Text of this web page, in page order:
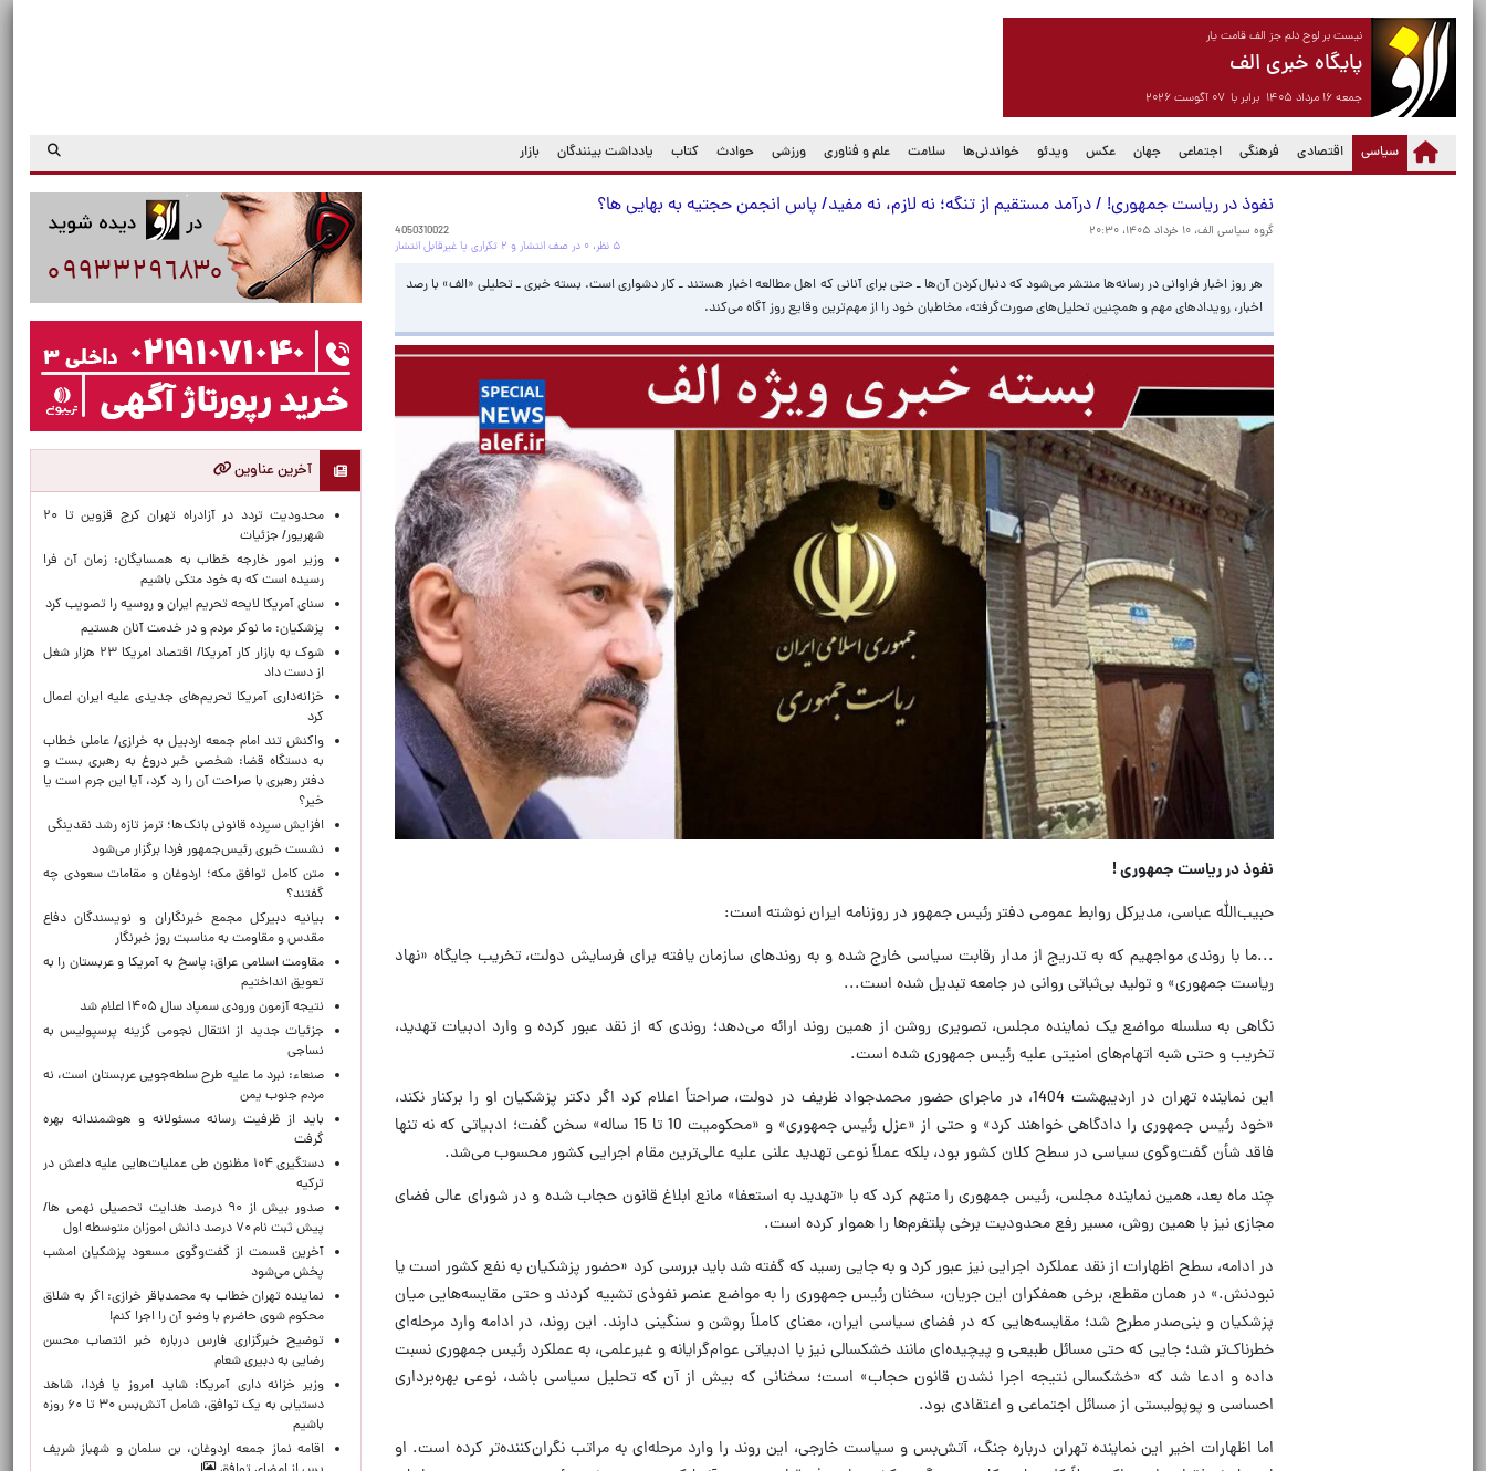
نیست بر لوح دلم جز الف قامت یار
پایگاه خبری الف
جمعه ۱۶ مرداد ۱۴۰۵ برابر با ۰۷ آگوست ۲۰۲۶
سیاسی
(current) اقتصادی فرهنگی اجتماعی جهان عکس ویدئو خواندنی‌ها سلامت علم و فناوری ورزشی حوادث کتاب یادداشت بینندگان بازار
نفوذ در ریاست جمهوری! / درآمد مستقیم از تنگه؛ نه لازم، نه مفيد/ پاس انجمن حجتیه به بهایی ها؟
گروه سیاسی الف، ۱۰ خرداد ۱۴۰۵، ۲۰:۳۰
4050310022
۵ نظر، ۰ در صف انتشار و ۲ تکراری یا غیرقابل انتشار
هر روز اخبار فراوانی در رسانه‌ها منتشر می‌شود که دنبال‌کردن آن‌ها ـ حتی برای آنانی که اهل مطالعه اخبار هستند‌ ـ کار دشواری است. بسته خبری ـ تحلیلی «الف» با رصد
اخبار، رویدادهای مهم و همچنین تحلیل‌های صورت‌گرفته، مخاطبان خود را از مهم‌ترین وقایع روز آگاه می‌کند.
نفوذ در ریاست جمهوری !
حبیب‌الله عباسی، مدیرکل روابط عمومی دفتر رئیس جمهور در روزنامه ایران نوشته است:
...ما با روندی مواجهیم که به تدریج از مدار رقابت سیاسی خارج شده و به روندهای سازمان یافته برای فرسایش دولت، تخریب جایگاه «نهاد
ریاست جمهوری» و تولید بی‌ثباتی روانی در جامعه تبدیل شده است...
نگاهی به سلسله مواضع یک نماینده مجلس، تصویری روشن از همین روند ارائه می‌دهد؛ روندی که از نقد عبور کرده و وارد ادبیات تهدید،
تخریب و حتی شبه اتهام‌های امنیتی علیه رئیس جمهوری شده است.
این نماینده تهران در اردیبهشت 1404، در ماجرای حضور محمدجواد ظریف در دولت، صراحتاً اعلام کرد اگر دکتر پزشکیان او را برکنار نکند،
«خود رئیس جمهوری را دادگاهی خواهند کرد» و حتی از «عزل رئیس جمهوری» و «محکومیت 10 تا 15 ساله» سخن گفت؛ ادبیاتی که نه تنها
فاقد شأن گفت‌وگوی سیاسی در سطح کلان کشور بود، بلکه عملاً نوعی تهدید علنی علیه عالی‌ترین مقام اجرایی کشور محسوب می‌شد.
چند ماه بعد، همین نماینده مجلس، رئیس جمهوری را متهم کرد که با «تهدید به استعفا» مانع ابلاغ قانون حجاب شده و در شورای عالی فضای
مجازی نیز با همین روش، مسیر رفع محدودیت برخی پلتفرم‌ها را هموار کرده است.
در ادامه، سطح اظهارات از نقد عملکرد اجرایی نیز عبور کرد و به جایی رسید که گفته شد باید بررسی کرد «حضور پزشکیان به نفع کشور است یا
نبودنش.» در همان مقطع، برخی همفکران این جریان، سخنان رئیس جمهوری را به مواضع عنصر نفوذی تشبیه کردند و حتی مقایسه‌هایی میان
پزشکیان و بنی‌صدر مطرح شد؛ مقایسه‌هایی که در فضای سیاسی ایران، معنای کاملاً روشن و سنگینی دارند. این روند، در ادامه وارد مرحله‌ای
خطرناک‌تر شد؛ جایی که حتی مسائل طبیعی و پیچیده‌ای مانند خشکسالی نیز با ادبیاتی عوام‌گرایانه و غیرعلمی، به عملکرد رئیس جمهوری نسبت
داده و ادعا شد که «خشکسالی نتیجه اجرا نشدن قانون حجاب» است؛ سخنانی که بیش از آن که تحلیل سیاسی باشد، نوعی بهره‌برداری
احساسی و پوپولیستی از مسائل اجتماعی و اعتقادی بود.
اما اظهارات اخیر این نماینده تهران درباره جنگ، آتش‌بس و سیاست خارجی، این روند را وارد مرحله‌ای به مراتب نگران‌کننده‌تر کرده است. او
آخرین عناوین
محدودیت تردد در آزادراه تهران کرج قزوین تا ۲۰
شهریور/ جزئیات
وزیر امور خارجه خطاب به همسایگان: زمان آن فرا
رسیده است که به خود متکی باشیم
سنای آمریکا لایحه تحریم ایران و روسیه را تصویب کرد
پزشکیان: ما نوکر مردم و در خدمت آنان هستیم
شوک به بازار کار آمریکا/ اقتصاد امریکا ۲۳ هزار شغل
از دست داد
خزانه‌داری آمریکا تحریم‌های جدیدی علیه ایران اعمال
کرد
واکنش تند امام جمعه اردبیل به خرازی/ عاملی خطاب
به دستگاه قضا: شخصی خبر دروغ به رهبری بست و
دفتر رهبری با صراحت آن را رد کرد، آیا این جرم است یا
خیر؟
افزایش سپرده قانونی بانک‌ها؛ ترمز تازه رشد نقدینگی
نشست خبری رئیس‌جمهور فردا برگزار می‌شود
متن کامل توافق مکه؛ اردوغان و مقامات سعودی چه
گفتند؟
بیانیه دبیرکل مجمع خبرنگاران و نویسندگان دفاع
مقدس و مقاومت به مناسبت روز خبرنگار
مقاومت اسلامی عراق: پاسخ به آمریکا و عربستان را به
تعویق انداختیم
نتیجه آزمون ورودی سمپاد سال ۱۴۰۵ اعلام شد
جزئیات جدید از انتقال نجومی گزینه پرسپولیس به
نساجی
صنعاء: نبرد ما علیه طرح سلطه‌جویی عربستان است، نه
مردم جنوب یمن
باید از ظرفیت رسانه مسئولانه و هوشمندانه بهره
گرفت
دستگیری ۱۰۴ مظنون طی عملیات‌هایی علیه داعش در
ترکیه
صدور بیش از ۹۰ درصد هدایت تحصیلی نهمی ها/
پیش ثبت نام ۷۰ درصد دانش اموزان متوسطه اول
آخرین قسمت از گفت‌وگوی مسعود پزشکیان امشب
پخش می‌شود
نماینده تهران خطاب به محمدباقر خرازی: اگر به شلاق
محکوم شوی حاضرم با وضو آن را اجرا کنم!
توضیح خبرگزاری فارس درباره خبر انتصاب محسن
رضایی به دبیری شعام
وزیر خزانه داری آمریکا: شاید امروز یا فردا، شاهد
دستیابی به یک توافق، شامل آتش‌بس ۳۰ تا ۶۰ روزه
باشیم
اقامه نماز جمعه اردوغان، بن ‌سلمان و شهباز شریف